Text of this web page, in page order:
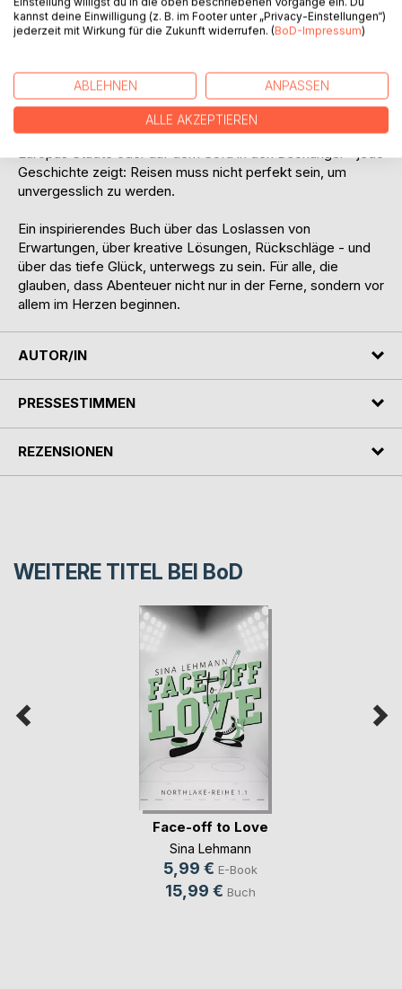
im Limit" erzählen Menschen mit Long Covid und ME/CFS
von ihrem Mut, der Sehnsucht nach Ferne und dem ganz
Leben von Schmerzen, Erschöpfung oder Einschränkungen
limitiert wird.
Ob mit dem Rollstuhl nach Indien, mit langen Pausen durch
Geschichte zeigt: Reisen muss nicht perfekt sein, um
unvergesslich zu werden.
Ein inspirierendes Buch über das Loslassen von
Erwartungen, über kreative Lösungen, Rückschläge - und
über das tiefe Glück, unterwegs zu sein. Für alle, die
glauben, dass Abenteuer nicht nur in der Ferne, sondern vor
allem im Herzen beginnen.
AUTOR/IN
PRESSESTIMMEN
REZENSIONEN
WEITERE TITEL BEI BoD
Face-off to Love
Sina Lehmann
5,99 € E-Book
15,99 € Buch
kannst deine Einwilligung (z. B. im Footer unter „Privacy-Einstellungen“)
jederzeit mit Wirkung für die Zukunft widerrufen. (BoD-Impressum)
ABLEHNEN ANPASSEN
ALLE AKZEPTIEREN